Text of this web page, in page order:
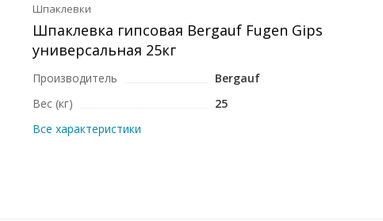
Шпаклевки
Шпаклевка гипсовая Bergauf Fugen Gips
универсальная 25кг
Производитель
Bergauf
Вес (кг)
25
Все характеристики